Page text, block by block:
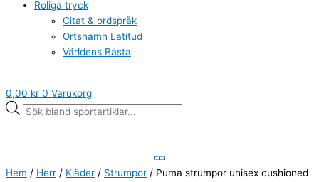
Roliga tryck
Citat & ordspråk
Ortsnamn Latitud
Världens Bästa
0,00 kr 0 Varukorg
Hem / Herr / Kläder / Strumpor / Puma strumpor unisex cushioned